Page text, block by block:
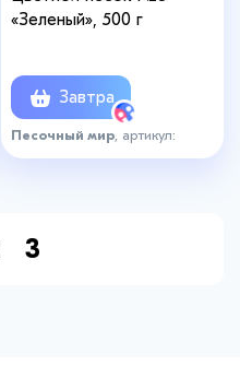
«Зеленый», 500 г
Завтра
Песочный мир , артикул:
3562424
3